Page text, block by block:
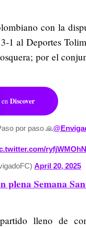
con la
1 al Deportes
por el
en Discover
por paso 🙏
April 20, 2025
plena Semana
lleno de